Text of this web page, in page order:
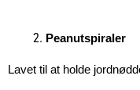
Peanutspiraler
Lavet til at holde